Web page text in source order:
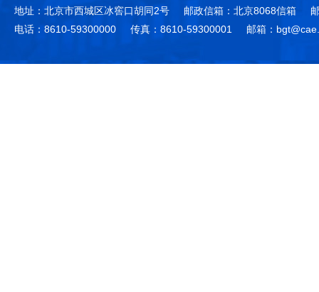
地址：北京市西城区冰窖口胡同2号
邮政信箱：北京8068信箱
电话：8610-59300000
传真：8610-59300001 邮箱：